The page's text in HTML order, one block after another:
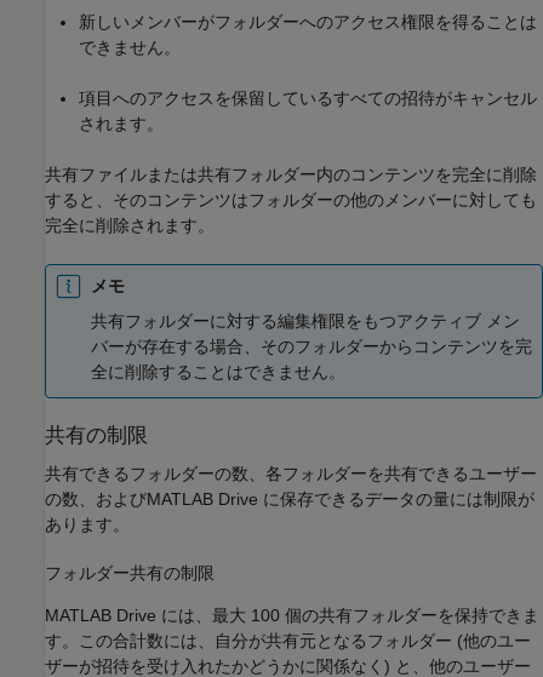
新しいメンバーがフォルダーへのアクセス権限を得ることは
できません。
項目へのアクセスを保留しているすべての招待がキャンセル
されます。
共有ファイルまたは共有フォルダー内のコンテンツを完全に削除
すると、そのコンテンツはフォルダーの他のメンバーに対しても
完全に削除されます。
メモ
共有フォルダーに対する編集権限をもつアクティブ メン
バーが存在する場合、そのフォルダーからコンテンツを完
全に削除することはできません。
共有の制限
共有できるフォルダーの数、各フォルダーを共有できるユーザー
の数、およびMATLAB Drive に保存できるデータの量には制限が
あります。
フォルダー共有の制限
MATLAB Drive には、最大 100 個の共有フォルダーを保持できま
す。この合計数には、自分が共有元となるフォルダー (他のユー
ザーが招待を受け入れたかどうかに関係なく) と、他のユーザー